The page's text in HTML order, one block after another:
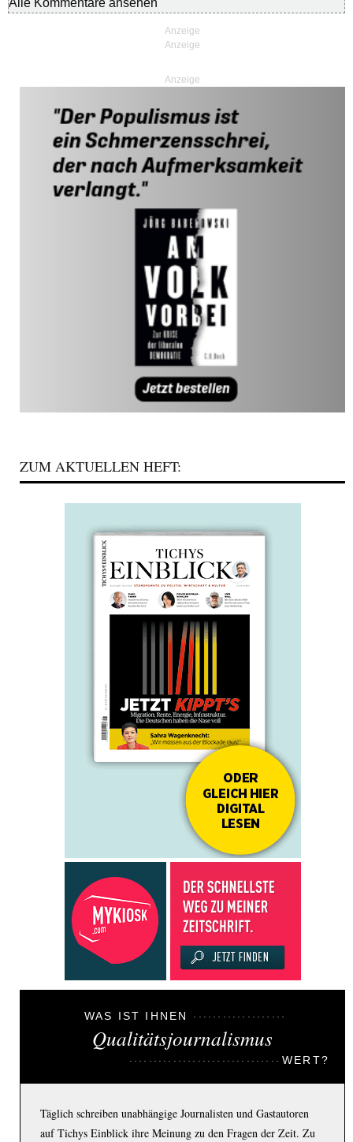
Anzeige
ZUM AKTUELLEN HEFT:
WAS IST IHNEN
Qualitätsjournalismus
WERT?
Täglich schreiben unabhängige Journalisten und Gastautoren
auf Tichys Einblick ihre Meinung zu den Fragen der Zeit. Zu